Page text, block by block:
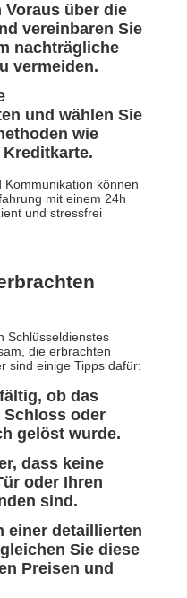
Voraus über die
vereinbaren Sie
nachträgliche
vermeiden.
und wählen Sie
wie
können
mit einem 24h
und stressfrei
Schlüsseldienstes
die erbrachten
sind einige Tipps dafür:
ob das
Schloss oder
gelöst wurde.
dass keine
oder Ihren
sind.
einer detaillierten
Sie diese
Preisen und